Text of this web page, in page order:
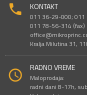
KONTAKT
011 36-29-000;
011 78-56-314 (fax)
Kralja Milutina 31,
RADNO VREME
Maloprodaja:
radni dani 8-17h,